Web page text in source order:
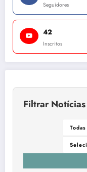
Seguidores
42
Inscritos
Filtrar Notícias